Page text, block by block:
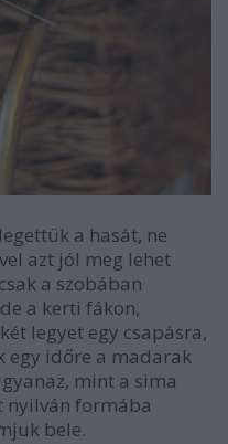
a hasát, ne
azt jól meg lehet
a szobában
a kerti fákon,
legyet egy csapásra,
egy időre a madarak
mint a sima
nyilván formába
bele.